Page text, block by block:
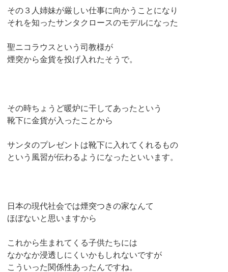
その３人姉妹が厳しい仕事に向かうことになり
それを知ったサンタクロースのモデルになった
聖ニコラウスという司教様が
煙突から金貨を投げ入れたそうで。
その時ちょうど暖炉に干してあったという
靴下に金貨が入ったことから
サンタのプレゼントは靴下に入れてくれるもの
という風習が伝わるようになったといいます。
日本の現代社会では煙突つきの家なんて
ほぼないと思いますから
これから生まれてくる子供たちには
なかなか浸透しにくいかもしれないですが
こういった関係性あったんですね。